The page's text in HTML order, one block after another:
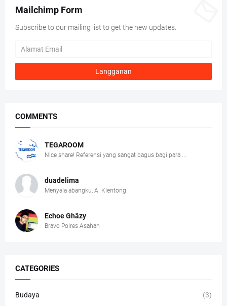
Mailchimp Form
Subscribe to our mailing list to get the new updates.
COMMENTS
TEGAROOM
Nice share! Referensi yang sangat bagus bagi para ...
duadelima
Menyala abangku, A. Klentong
Echoe Ghâzy
Bravo Polres Asahan
CATEGORIES
Budaya (3)